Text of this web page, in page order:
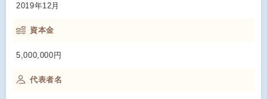
2019年12月
資本金
5,000,000円
代表者名